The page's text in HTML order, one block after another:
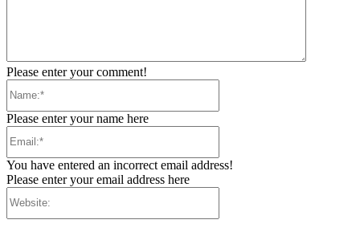
Please enter your comment!
Please enter your name here
You have entered an incorrect email address!
Please enter your email address here